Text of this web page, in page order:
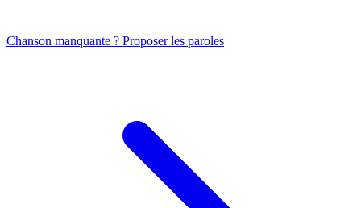
Chanson manquante ? Proposer les paroles